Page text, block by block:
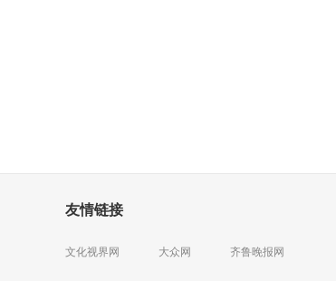
友情链接
文化视界网 大众网 齐鲁晚报网